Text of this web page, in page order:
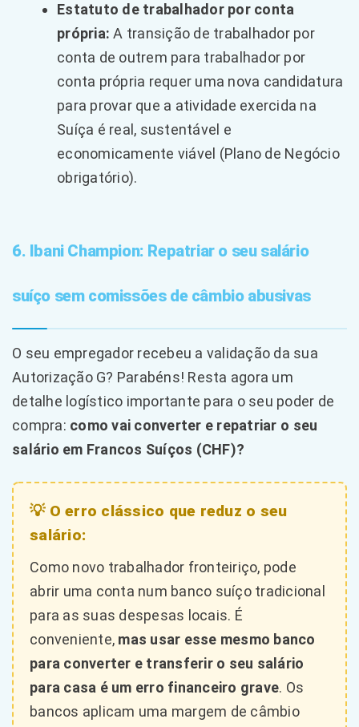
Estatuto de trabalhador por conta
própria: A transição de trabalhador por
conta de outrem para trabalhador por
conta própria requer uma nova candidatura
para provar que a atividade exercida na
Suíça é real, sustentável e
economicamente viável (Plano de Negócio
obrigatório).
6. Ibani Champion: Repatriar o seu salário
suíço sem comissões de câmbio abusivas
O seu empregador recebeu a validação da sua
Autorização G? Parabéns! Resta agora um
detalhe logístico importante para o seu poder de
compra: como vai converter e repatriar o seu
salário em Francos Suíços (CHF)?
💡 O erro clássico que reduz o seu
salário:
Como novo trabalhador fronteiriço, pode
abrir uma conta num banco suíço tradicional
para as suas despesas locais. É
conveniente, mas usar esse mesmo banco
para converter e transferir o seu salário
para casa é um erro financeiro grave. Os
bancos aplicam uma margem de câmbio